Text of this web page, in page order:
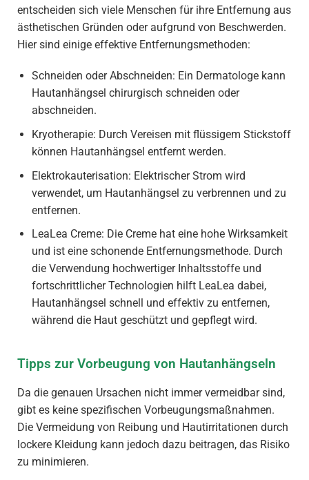
entscheiden sich viele Menschen für ihre Entfernung aus
ästhetischen Gründen oder aufgrund von Beschwerden.
Hier sind einige effektive Entfernungsmethoden:
Schneiden oder Abschneiden: Ein Dermatologe kann
Hautanhängsel chirurgisch schneiden oder
abschneiden.
Kryotherapie: Durch Vereisen mit flüssigem Stickstoff
können Hautanhängsel entfernt werden.
Elektrokauterisation: Elektrischer Strom wird
verwendet, um Hautanhängsel zu verbrennen und zu
entfernen.
LeaLea Creme: Die Creme hat eine hohe Wirksamkeit
und ist eine schonende Entfernungsmethode. Durch
die Verwendung hochwertiger Inhaltsstoffe und
fortschrittlicher Technologien hilft LeaLea dabei,
Hautanhängsel schnell und effektiv zu entfernen,
während die Haut geschützt und gepflegt wird.
Tipps zur Vorbeugung von Hautanhängseln
Da die genauen Ursachen nicht immer vermeidbar sind,
gibt es keine spezifischen Vorbeugungsmaßnahmen.
Die Vermeidung von Reibung und Hautirritationen durch
lockere Kleidung kann jedoch dazu beitragen, das Risiko
zu minimieren.